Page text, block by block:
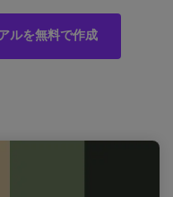
ルを無料で作成